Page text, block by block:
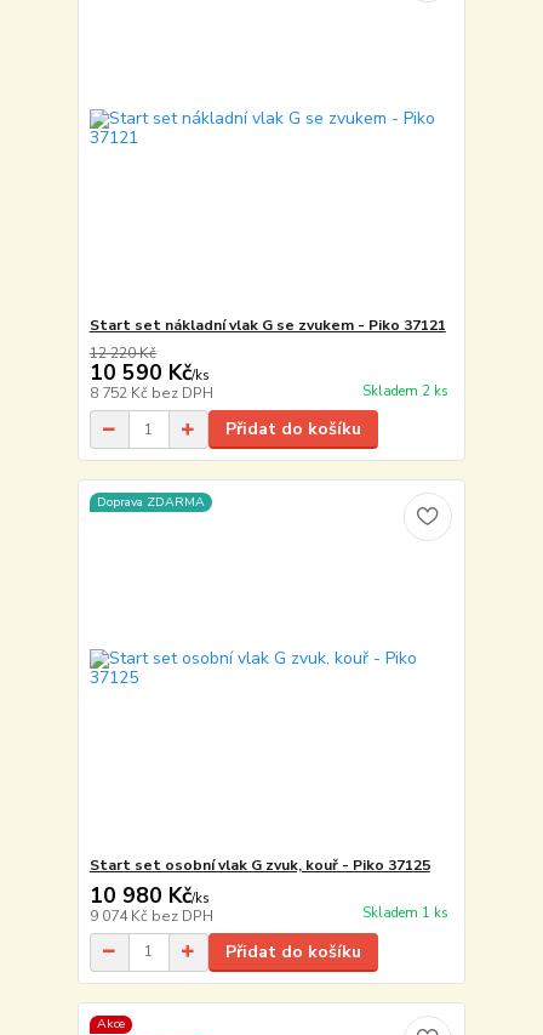
Start set nákladní vlak G se zvukem - Piko 37121
12 220 Kč
10 590 Kč/ks
8 752 Kč bez DPH Skladem 2 ks
Přidat do košíku
Doprava ZDARMA
Start set osobní vlak G zvuk, kouř - Piko 37125
10 980 Kč/ks
9 074 Kč bez DPH Skladem 1 ks
Přidat do košíku
Akce